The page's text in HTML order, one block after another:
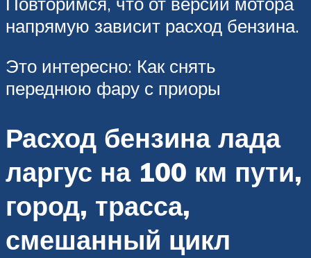
напрямую зависит расход бензина.
Это интересно: Как снять
переднюю фару с приоры
Расход бензина лада
ларгус на 100 км пути,
город, трасса,
смешанный цикл